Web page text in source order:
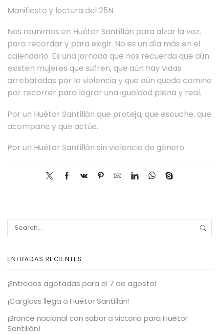
Manifiesto y lectura del 25N
Nos reunimos en Huétor Santillán para alzar la voz,
para recordar y para exigir. No es un día más en el
calendario. Es una jornada que nos recuerda que aún
existen mujeres que sufren, que aún hay vidas
arrebatadas por la violencia y que aún queda camino
por recorrer para lograr una igualdad plena y real.
Por un Huétor Santillán que proteja, que escuche, que
acompañe y que actúe.
Por un Huétor Santillán sin violencia de género
ENTRADAS RECIENTES
¡Entradas agotadas para el 7 de agosto!
¡Carglass llega a Huétor Santillán!
¡Bronce nacional con sabor a victoria para Huétor
Santillán!